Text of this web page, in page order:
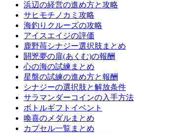
浜辺の経営の進め方と攻略
サヒモチノカミ攻略
海釣りクルーズの攻略
アイスエイジの評価
鹿野苺シナジー選択肢まとめ
閼兇夢の扉(あくむ)の報酬
心の海の試練まとめ
星盤の試練の進め方と報酬
シナジーの選択肢と解放条件
サラマンダーコインの入手方法
ボトルギフトイベント
喚喜のメダルまとめ
カプセル一覧まとめ